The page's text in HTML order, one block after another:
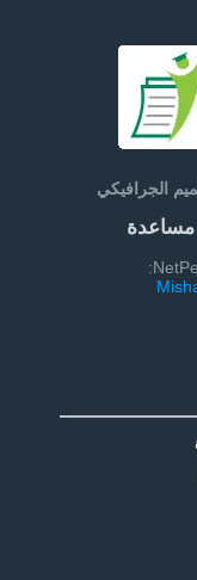
الجرافيكي
مساعدة